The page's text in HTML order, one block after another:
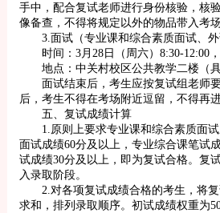
手中，配合复试老师进行身份核验，核
像备查，不得将规定以外的物品带入考场
3.面试（专业课和综合素质面试、外
时间：3月28日（周六）8:30-12:00，
地点：中关村校区公共教学二楼（具
面试结束后，考生应按复试组老师要
后，考生不得在考场附近逗留，不得再
五、复试成绩计算
1.原则上要求专业课和综合素质面试
面试成绩60分及以上，专业综合课笔试
试成绩30分及以上，即为复试合格。复
入录取阶段。
2.对各项复试成绩合格的考生，将复
求和，排列录取顺序。初试成绩权重为